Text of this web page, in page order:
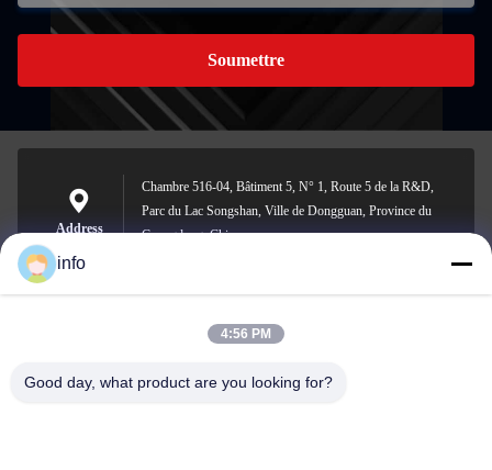
Soumettre
Address
Chambre 516-04, Bâtiment 5, N° 1, Route 5 de la R&D,
Parc du Lac Songshan, Ville de Dongguan, Province du
Guangdong, Chine
info@gdpowerplus.com
info
4:56 PM
Good day, what product are you looking for?